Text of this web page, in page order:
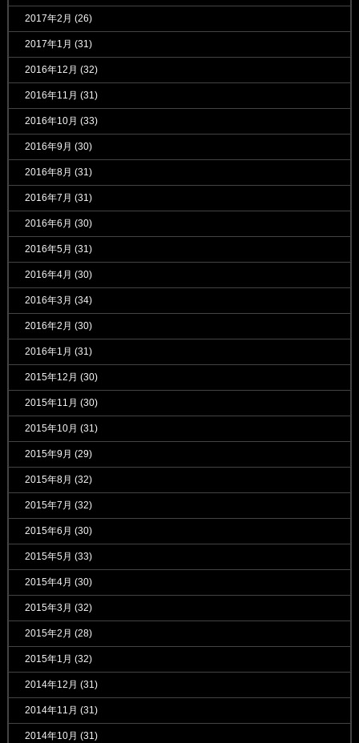
2017年2月 (26)
2017年1月 (31)
2016年12月 (32)
2016年11月 (31)
2016年10月 (33)
2016年9月 (30)
2016年8月 (31)
2016年7月 (31)
2016年6月 (30)
2016年5月 (31)
2016年4月 (30)
2016年3月 (34)
2016年2月 (30)
2016年1月 (31)
2015年12月 (30)
2015年11月 (30)
2015年10月 (31)
2015年9月 (29)
2015年8月 (32)
2015年7月 (32)
2015年6月 (30)
2015年5月 (33)
2015年4月 (30)
2015年3月 (32)
2015年2月 (28)
2015年1月 (32)
2014年12月 (31)
2014年11月 (31)
2014年10月 (31)